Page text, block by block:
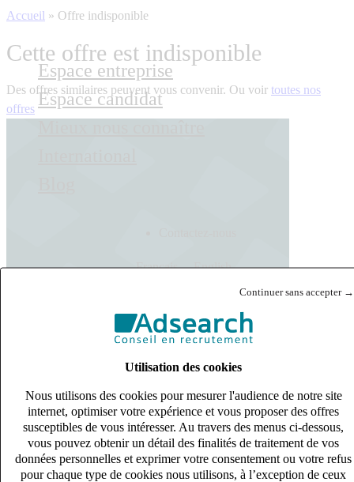
Continuer sans accepter →
Utilisation des cookies
Nous utilisons des cookies pour mesurer l'audience de notre site
internet, optimiser votre expérience et vous proposer des offres
susceptibles de vous intéresser. Au travers des menus ci-dessous,
vous pouvez obtenir un détail des finalités de traitement de vos
données personnelles et exprimer votre consentement ou votre refus
pour chaque type de cookies nous utilisons, à l’exception de ceux
Espace entreprise
Espace candidat
Français English
Accueil » Offre indisponible
Cette offre est indisponible
Des offres similaires peuvent vous convenir. Ou voir toutes nos
offres
s'adapter à vos besoin en recrutement
10 univers
connaître votre secteur et ses enjeux
12 bureaux en France
proximité avec nos clients et nos talents